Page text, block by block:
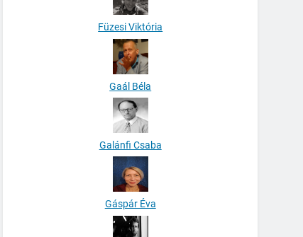
Füzesi Viktória
Gaál Béla
Galánfi Csaba
Gáspár Éva